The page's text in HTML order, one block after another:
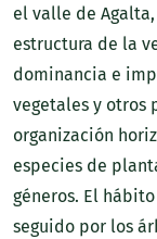
el valle de
estructura de la
dominancia e
vegetales y otros
organización
especies de
géneros. El
seguido por los